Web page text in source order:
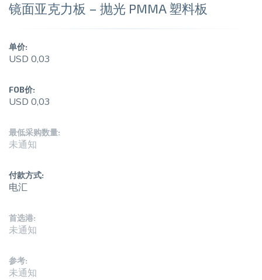
镜面亚克力板 – 抛光 PMMA 塑料板
单价:
USD 0,03
FOB价:
USD 0,03
最低采购数量:
未通知
付款方式:
电汇
首选港:
未通知
参考:
未通知